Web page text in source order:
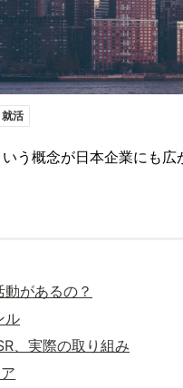
就活
う概念が日本企業にも広
があるの？
ル
、実際の取り組み